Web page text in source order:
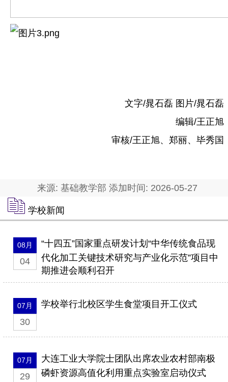
文字/晁石磊 图片/晁石磊
编辑/王正旭
审核/王正旭、郑丽、毕秀国
来源: 基础教学部 添加时间: 2026-05-27
学校新闻
08月
04
“十四五”国家重点研发计划“中华传统食品现
代化加工关键技术研究与产业化示范”项目中
期推进会顺利召开
07月
30
学校举行北校区学生食堂项目开工仪式
07月
29
大连工业大学院士团队出席农业农村部南极
磷虾资源高值化利用重点实验室启动仪式